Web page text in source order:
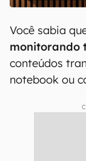
Você sabia
monitorando
conteúdos
notebook ou